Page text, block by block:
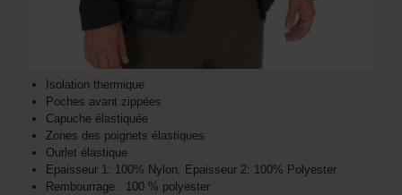
Isolation thermique
Poches avant zippées
Capuche élastiquée
Zones des poignets élastiques
Ourlet élastique
Epaisseur 1: 100% Nylon, Epaisseur 2: 100% Polyester
Rembourrage : 100 % polyester